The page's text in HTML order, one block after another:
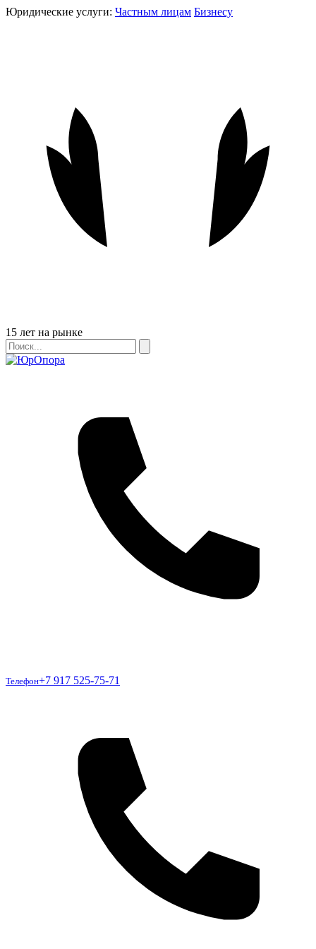
Юридические услуги: Частным лицам Бизнесу
Бейдж
15 лет на рынке
Поиск
Поиск
Телефон
Телефон+7 917 525-75-71